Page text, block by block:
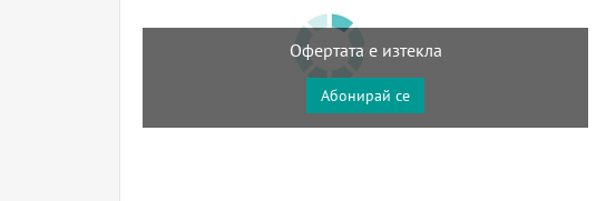
Офертата е изтекла
Абонирай се